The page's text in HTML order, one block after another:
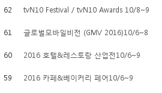
62 tvN10 Festival / tvN10 Awards 10/8~9
61 글로벌모바일비전 (GMV 2016)10/6~8
60 2016 호텔&레스토랑 산업전10/6~9
59 2016 카페&베이커리 페어10/6~9